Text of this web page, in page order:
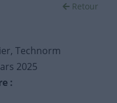
Retour
Technorm
2025
: